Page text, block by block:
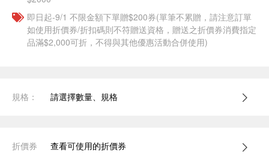
即日起-9/1 不限金額下單贈$200券(單筆不累贈，請注意訂單
如使用折價券/折扣碼則不符贈送資格，贈送之折價券消費指定
品滿$2,000可折，不得與其他優惠活動合併使用)
規格： 請選擇數量、規格
折價券 查看可使用的折價券